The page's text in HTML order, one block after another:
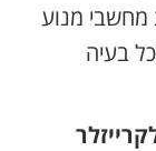
מחשבי מנוע
בעיה